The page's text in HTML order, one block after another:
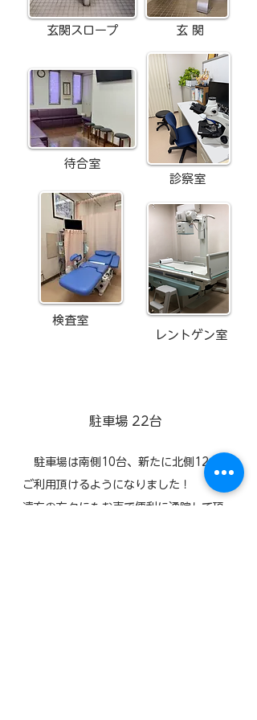
玄関スロープ
​待合室
検査室
玄 関
​診察室
​レントゲン室
​駐車場 22台
駐車場は南側10台、新たに北側12台を
ご利用頂けるようになりました！
遠方の方々にもお車で便利に通院して頂